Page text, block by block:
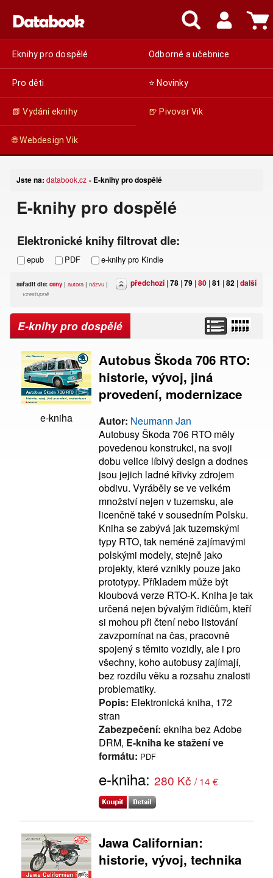
Eknihy pro dospělé Odborné a učebnice
Pro děti ⭐ Novinky
📗 Vydání eknihy 🍺 Pivovar Vik
🌐 Webdesign Vik
Jste na: databook.cz » E-knihy pro dospělé
E-knihy pro dospělé
Elektronické knihy filtrovat dle:
epub PDF e-knihy pro Kindle
předchozí| 78 | 79 | 80 | 81 | 82 | další
seřadit dle: ceny | autora | názvu |
vzestupně
E-knihy pro dospělé
e-kniha
Autobus Škoda 706 RTO:
historie, vývoj, jiná
provedení, modernizace
Autor: Neumann Jan
Autobusy Škoda 706 RTO měly
povedenou konstrukci, na svoji
dobu velice líbivý design a dodnes
jsou jejich ladné křivky zdrojem
obdivu. Vyráběly se ve velkém
množství nejen v tuzemsku, ale
licenčně také v sousedním Polsku.
Kniha se zabývá jak tuzemskými
typy RTO, tak neméně zajímavými
polskými modely, stejně jako
projekty, které vznikly pouze jako
prototypy. Příkladem může být
kloubová verze RTO-K. Kniha je tak
určená nejen bývalým řidičům, kteří
si mohou při čtení nebo listování
zavzpomínat na čas, pracovně
spojený s těmito vozidly, ale i pro
všechny, koho autobusy zajímají,
bez rozdílu věku a rozsahu znalosti
problematiky.
Popis: Elektronická kniha, 172
stran
Zabezpečení: ekniha bez Adobe
DRM, E-kniha ke stažení ve
formátu: PDF
e-kniha: 280 Kč / 14 €
Jawa Californian:
historie, vývoj, technika